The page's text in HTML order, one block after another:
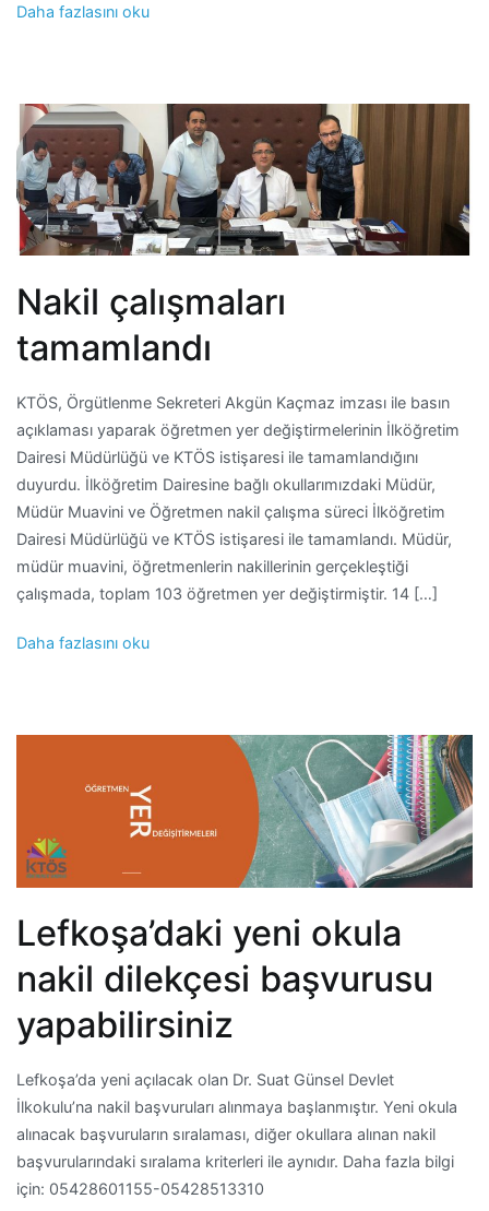
Daha fazlasını oku
Nakil çalışmaları
tamamlandı
KTÖS, Örgütlenme Sekreteri Akgün Kaçmaz imzası ile basın
açıklaması yaparak öğretmen yer değiştirmelerinin İlköğretim
Dairesi Müdürlüğü ve KTÖS istişaresi ile tamamlandığını
duyurdu. İlköğretim Dairesine bağlı okullarımızdaki Müdür,
Müdür Muavini ve Öğretmen nakil çalışma süreci İlköğretim
Dairesi Müdürlüğü ve KTÖS istişaresi ile tamamlandı. Müdür,
müdür muavini, öğretmenlerin nakillerinin gerçekleştiği
çalışmada, toplam 103 öğretmen yer değiştirmiştir. 14 […]
Daha fazlasını oku
Lefkoşa’daki yeni okula
nakil dilekçesi başvurusu
yapabilirsiniz
Lefkoşa’da yeni açılacak olan Dr. Suat Günsel Devlet
İlkokulu’na nakil başvuruları alınmaya başlanmıştır. Yeni okula
alınacak başvuruların sıralaması, diğer okullara alınan nakil
başvurularındaki sıralama kriterleri ile aynıdır. Daha fazla bilgi
için: 05428601155-05428513310